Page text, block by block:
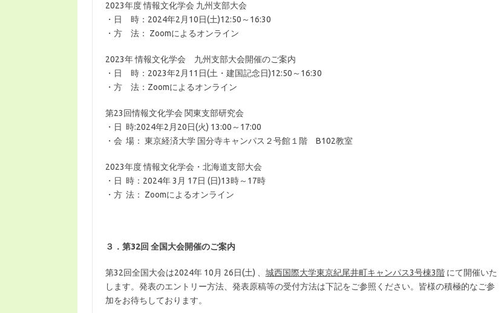
2023年度 情報文化学会 九州支部大会
・日 時：2024年2月10日(土)12:50～16:30
・方 法： Zoomによるオンライン
2023年 情報文化学会 九州支部大会開催のご案内
・日 時：2023年2月11日(土・建国記念日)12:50～16:30
・方 法：Zoomによるオンライン
第23回情報文化学会 関東支部研究会
・日 時:2024年2月20日(火) 13:00～17:00
・会 場： 東京経済大学 国分寺キャンパス２号館１階 B102教室
2023年度 情報文化学会・北海道支部大会
・日 時：2024年 3月 17日 (日)13時～17時
・方 法： Zoomによるオンライン
３．第32回 全国大会開催のご案内
第32回全国大会は2024年 10月 26日(土) 、 城西国際大学東京紀尾井町キャンパス3号棟3階にて開催いた
します。発表のエントリー方法、発表原稿等の受付方法は下記をご参照ください。皆様の積極的なご参
加をお待ちしております。